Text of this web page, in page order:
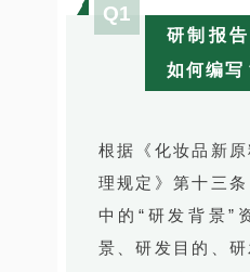
Q1
研制报
如何编写
根据《化妆品新
理规定》第十三
中的“研发背景”
景、研发目的、